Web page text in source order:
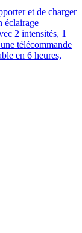
et de charger
éclairage
2 intensités, 1
télécommande
en 6 heures,